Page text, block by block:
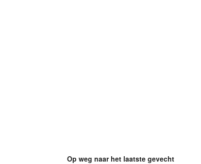
Op weg naar het laatste gevecht